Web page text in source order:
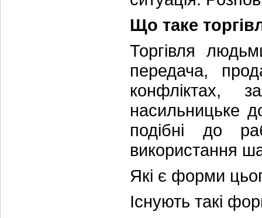
Що таке
Торгівля
передача,
конфліктах,
насильницьке
подібні до
використання
Які є форми
Існують такі